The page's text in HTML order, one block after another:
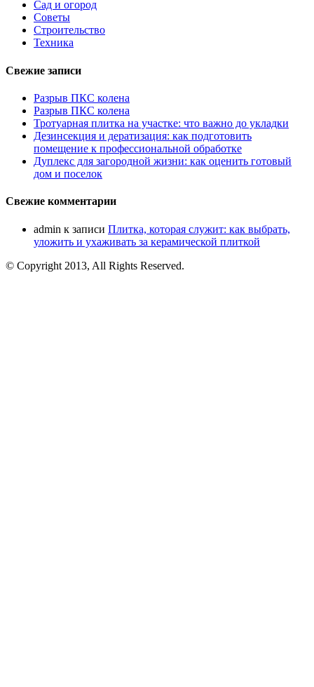
Сад и огород
Советы
Строительство
Техника
Свежие записи
Разрыв ПКС колена
Разрыв ПКС колена
Тротуарная плитка на участке: что важно до укладки
Дезинсекция и дератизация: как подготовить
помещение к профессиональной обработке
Дуплекс для загородной жизни: как оценить готовый
дом и поселок
Свежие комментарии
admin к записи Плитка, которая служит: как выбрать,
уложить и ухаживать за керамической плиткой
© Copyright 2013, All Rights Reserved.